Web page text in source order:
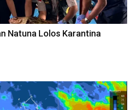
Natuna Lolos Karantina